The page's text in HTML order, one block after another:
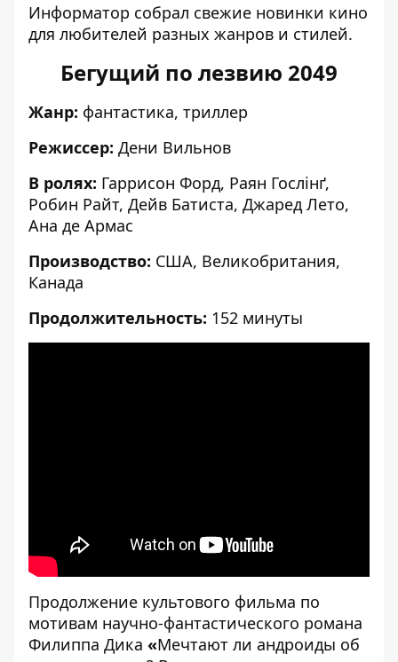
Информатор собрал свежие новинки кино
для любителей разных жанров и стилей.
Бегущий по лезвию 2049
Жанр: фантастика, триллер
Режиссер: Дени Вильнов
В ролях: Гаррисон Форд, Раян Гослінґ,
Робин Райт, Дейв Батиста, Джаред Лето,
Ана де Армас
Производство: США, Великобритания,
Канада
Продолжительность: 152 минуты
Продолжение культового фильма по
мотивам научно-фантастического романа
Филиппа Дика «Мечтают ли андроиды об